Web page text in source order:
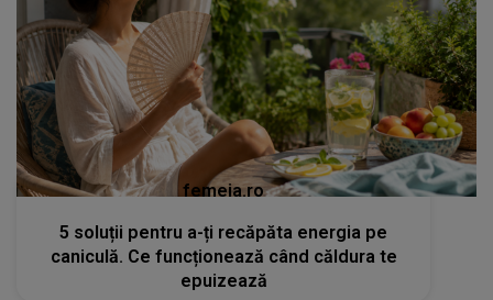
femeia.ro
5 soluții pentru a-ți recăpăta energia pe
caniculă. Ce funcționează când căldura te
epuizează